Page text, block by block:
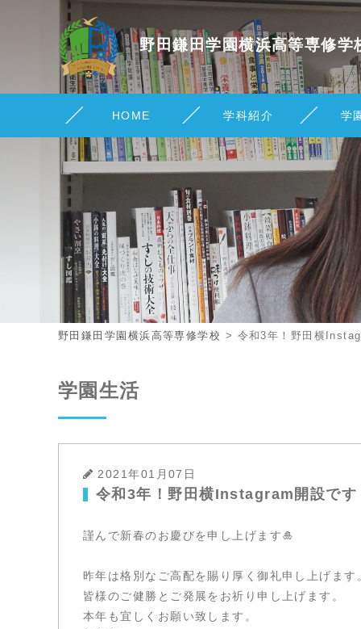
野田鎌田学園横浜高等専修学
HOME 学科紹介 学
野田鎌田学園横浜高等専修学校 > 令和3年！野田横
学園生活
2021年01月07日
令和3年！野田横Instagram開設です
謹んで新春のお慶びを申し上げます🎍
昨年は格別なご高配を賜り厚く御礼申し上げます
皆様のご健勝とご発展をお祈り申し上げます。
本年も宜しくお願い致します。